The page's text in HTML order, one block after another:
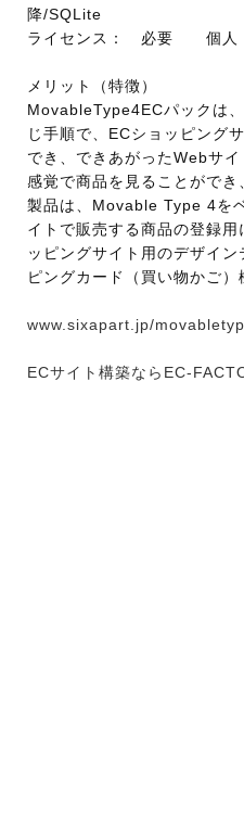
降/SQLite
ライセンス： 必要 個人（
メリット（特徴）
MovableType4ECパックは
じ手順で、ECショッピング
でき、できあがったWebサ
感覚で商品を見ることができ
製品は、Movable Type 4を
イトで販売する商品の登録
ッピングサイト用のデザイ
ピングカード（買い物かご）
www.sixapart.jp/
ECサイト構築ならEC-